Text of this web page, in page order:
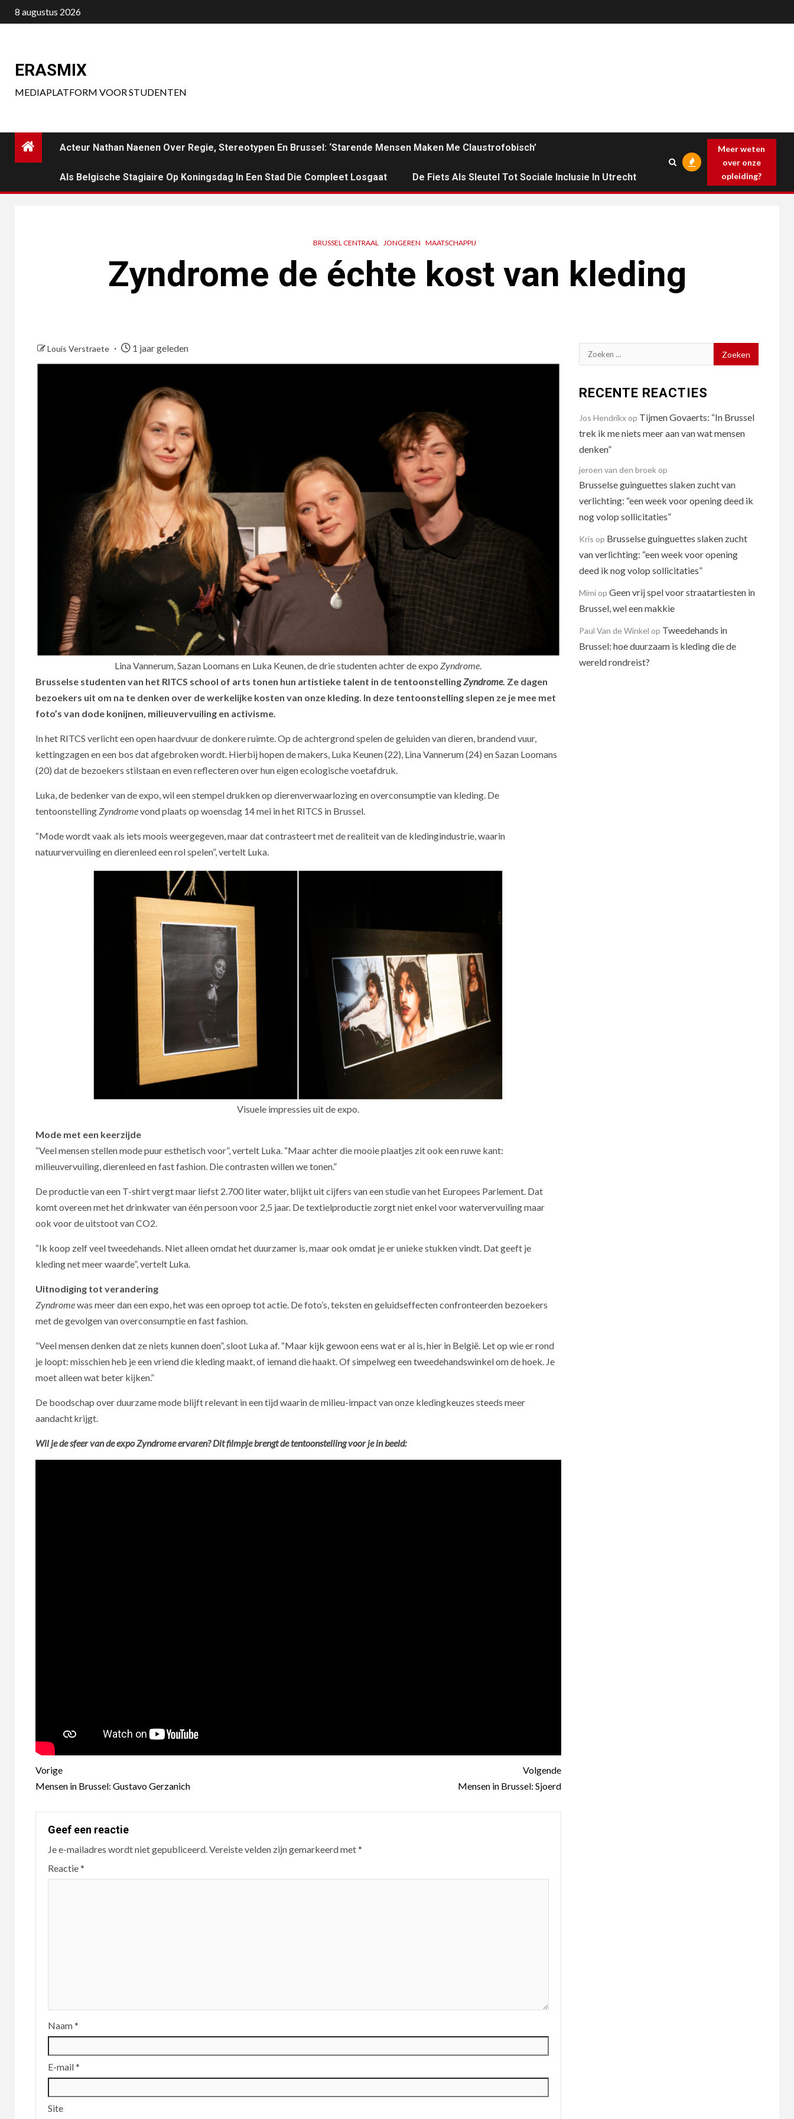
naar
8 augustus 2026
ERASMIX
MEDIAPLATFORM VOOR STUDENTEN
Acteur Nathan Naenen Over Regie, Stereotypen En Brussel: ‘Starende Mensen Maken Me Claustrofobisch’
Als Belgische Stagiaire Op Koningsdag In Een Stad Die Compleet Losgaat De Fiets Als Sleutel Tot Sociale Inclusie In Utrecht
Meer weten
over onze
opleiding?
BRUSSEL CENTRAAL JONGEREN MAATSCHAPPIJ
Zyndrome de échte kost van kleding
Louis Verstraete 1 jaar geleden
Lina Vannerum, Sazan Loomans en Luka Keunen, de drie studenten achter de expoZyndrome.
Brusselse studenten van het RITCS school of arts tonen hun artistieke talent in de tentoonstellingZyndrome. Ze dagen
bezoekers uit om na te denken over de werkelijke kosten van onze kleding. In deze tentoonstelling slepen ze je mee met
foto’s van dode konijnen, milieuvervuiling en activisme.
In het RITCS verlicht een open haardvuur de donkere ruimte. Op de achtergrond spelen de geluiden van dieren, brandend vuur,
kettingzagen en een bos dat afgebroken wordt. Hierbij hopen de makers, Luka Keunen (22), Lina Vannerum (24) en Sazan Loomans
(20) dat de bezoekers stilstaan en even reflecteren over hun eigen ecologische voetafdruk.
Luka, de bedenker van de expo, wil een stempel drukken op dierenverwaarlozing en overconsumptie van kleding. De
tentoonstellingZyndromevond plaats op woensdag 14 mei in het RITCS in Brussel.
“Mode wordt vaak als iets moois weergegeven, maar dat contrasteert met de realiteit van de kledingindustrie, waarin
natuurvervuiling en dierenleed een rol spelen”, vertelt Luka.
Visuele impressies uit de expo.
Mode met een keerzijde
“Veel mensen stellen mode puur esthetisch voor”, vertelt Luka. “Maar achter die mooie plaatjes zit ook een ruwe kant:
milieuvervuiling, dierenleed en fast fashion. Die contrasten willen we tonen.”
De productie van een T-shirt vergt maar liefst 2.700 liter water, blijkt uit cijfers van een studie van het Europees Parlement. Dat
komt overeen met het drinkwater van één persoon voor 2,5 jaar. De textielproductie zorgt niet enkel voor watervervuiling maar
ook voor de uitstoot van CO2.
“Ik koop zelf veel tweedehands. Niet alleen omdat het duurzamer is, maar ook omdat je er unieke stukken vindt. Dat geeft je
kleding net meer waarde”, vertelt Luka.
Uitnodiging tot verandering
Zyndromewas meer dan een expo, het was een oproep tot actie. De foto’s, teksten en geluidseffecten confronteerden bezoekers
met de gevolgen van overconsumptie en fast fashion.
“Veel mensen denken dat ze niets kunnen doen”, sloot Luka af. “Maar kijk gewoon eens wat er al is, hier in België. Let op wie er rond
je loopt: misschien heb je een vriend die kleding maakt, of iemand die haakt. Of simpelweg een tweedehandswinkel om de hoek. Je
moet alleen wat beter kijken.”
De boodschap over duurzame mode blijft relevant in een tijd waarin de milieu-impact van onze kledingkeuzes steeds meer
aandacht krijgt.
Wil je de sfeer van de expo Zyndrome ervaren? Dit filmpje brengt de tentoonstelling voor je in beeld:
Berichtnavigatie
Vorige
Mensen in Brussel: Gustavo Gerzanich
Volgende
Mensen in Brussel: Sjoerd
Geef een reactie
Je e-mailadres wordt niet gepubliceerd. Vereiste velden zijn gemarkeerd met*
Reactie*
Naam*
E-mail*
Site
Zoeken
naar:
RECENTE REACTIES
Jos Hendrikxop Tijmen Govaerts: “In Brussel
trek ik me niets meer aan van wat mensen
denken”
jeroen van den broekop
Brusselse guinguettes slaken zucht van
verlichting: “een week voor opening deed ik
nog volop sollicitaties”
Kris op Brusselse guinguettes slaken zucht
van verlichting: “een week voor opening
deed ik nog volop sollicitaties”
Mimiop Geen vrij spel voor straatartiesten in
Brussel, wel een makkie
Paul Van de Winkel op Tweedehands in
Brussel: hoe duurzaam is kleding die de
wereld rondreist?